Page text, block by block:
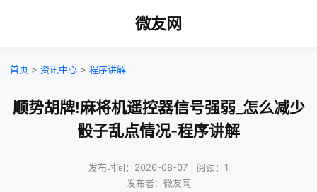
微友网
首页 > 资讯中心 > 程序讲解
顺势胡牌!麻将机遥控器信号强弱_怎么减少
骰子乱点情况-程序讲解
发布时间：2026-08-07｜阅读：1
发布者：微友网